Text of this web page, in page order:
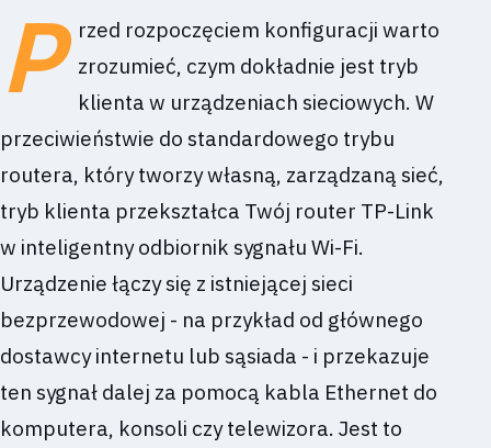
P
rzed rozpoczęciem konfiguracji warto
zrozumieć, czym dokładnie jest tryb
klienta w urządzeniach sieciowych. W
przeciwieństwie do standardowego trybu
routera, który tworzy własną, zarządzaną sieć,
tryb klienta przekształca Twój router TP-Link
w inteligentny odbiornik sygnału Wi-Fi.
Urządzenie łączy się z istniejącej sieci
bezprzewodowej - na przykład od głównego
dostawcy internetu lub sąsiada - i przekazuje
ten sygnał dalej za pomocą kabla Ethernet do
komputera, konsoli czy telewizora. Jest to